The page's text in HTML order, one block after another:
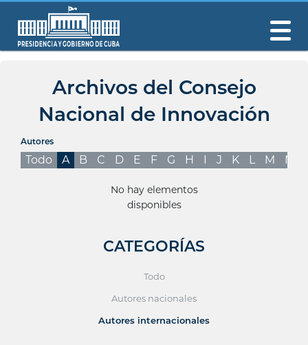
Archivos del Consejo
Nacional de Innovación
Autores
Todo A B C D E F G H I J K L M N
No hay elementos
disponibles
CATEGORÍAS
Todo
Autores nacionales
Autores internacionales